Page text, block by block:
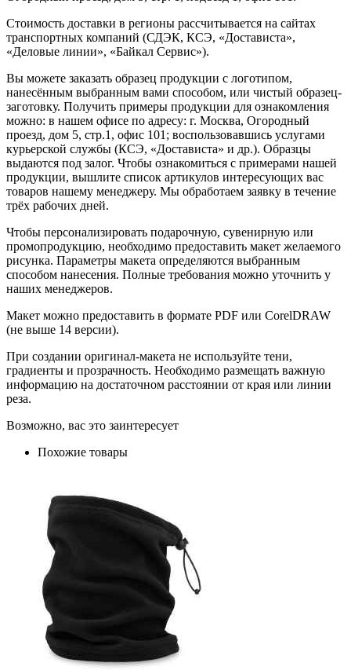
Стоимость доставки в регионы рассчитывается на сайтах
транспортных компаний (СДЭК, КСЭ, «Достависта»,
«Деловые линии», «Байкал Сервис»).
Вы можете заказать образец продукции с логотипом,
нанесённым выбранным вами способом, или чистый образец-
заготовку. Получить примеры продукции для ознакомления
можно: в нашем офисе по адресу: г. Москва, Огородный
проезд, дом 5, стр.1, офис 101; воспользовавшись услугами
курьерской службы (КСЭ, «Достависта» и др.). Образцы
выдаются под залог. Чтобы ознакомиться с примерами нашей
продукции, вышлите список артикулов интересующих вас
товаров нашему менеджеру. Мы обработаем заявку в течение
трёх рабочих дней.
Чтобы персонализировать подарочную, сувенирную или
промопродукцию, необходимо предоставить макет желаемого
рисунка. Параметры макета определяются выбранным
способом нанесения. Полные требования можно уточнить у
наших менеджеров.
Макет можно предоставить в формате PDF или CorelDRAW
(не выше 14 версии).
При создании оригинал-макета не используйте тени,
градиенты и прозрачность. Необходимо размещать важную
информацию на достаточном расстоянии от края или линии
реза.
Возможно, вас это заинтересует
Похожие товары